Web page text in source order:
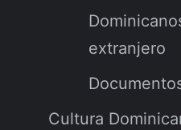
extranjero
Cultura